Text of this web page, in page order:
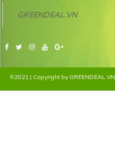
GREENDEAL.VN
©2021 | Copyright by GREENDEAL.VN